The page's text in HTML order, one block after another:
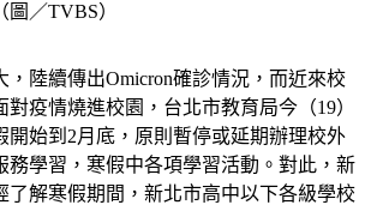
／TVBS）
，陸續傳出Omicron確診情況，而近來校
對疫情燒進校園，台北市教育局今（19）
開始到2月底，原則暫停或延期辦理校外
務學習，寒假中各項學習活動。對此，新
了解寒假期間，新北市高中以下各級學校